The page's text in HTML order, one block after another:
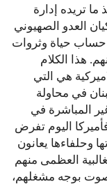
ما تريده إدارة
العدو الصهيوني
حياة وثروات
هذا الكلام
هي التي
في محاولة
المباشرة في
اليوم تفرض
وحلفاءها يعانون
العظمى منهم
بوجه مشغلهم،